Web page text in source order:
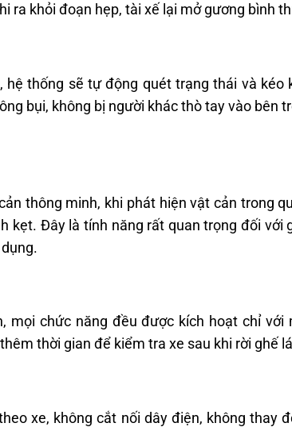
ra khỏi đoạn hẹp, tài xế lại mở gương bình
hệ thống sẽ tự động quét trạng thái và kéo
bụi, không bị người khác thò tay vào bên
thông minh, khi phát hiện vật cản trong
kẹt. Đây là tính năng rất quan trọng đối với
mọi chức năng đều được kích hoạt chỉ với
thời gian để kiểm tra xe sau khi rời ghế
xe, không cắt nối dây điện, không thay